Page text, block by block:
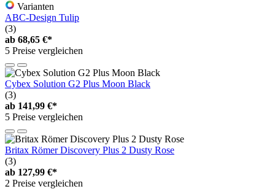
Varianten
ABC-Design Tulip
(3)
ab 68,65 €*
5 Preise vergleichen
Cybex Solution G2 Plus Moon Black
(3)
ab 141,99 €*
5 Preise vergleichen
Britax Römer Discovery Plus 2 Dusty Rose
(3)
ab 127,99 €*
2 Preise vergleichen